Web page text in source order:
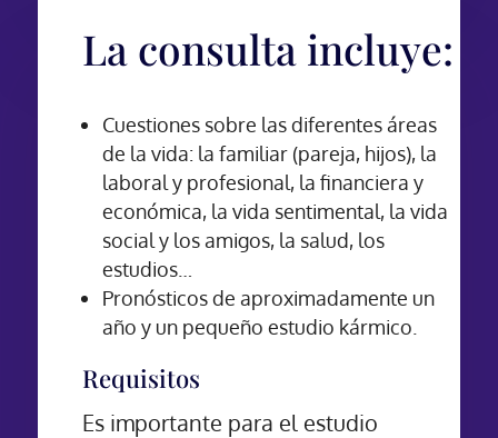
La consulta incluye:
Cuestiones sobre las diferentes áreas
de la vida: la familiar (pareja, hijos), la
laboral y profesional, la financiera y
económica, la vida sentimental, la vida
social y los amigos, la salud, los
estudios…
Pronósticos de aproximadamente un
año y un pequeño estudio kármico.
Requisitos
Es importante para el estudio